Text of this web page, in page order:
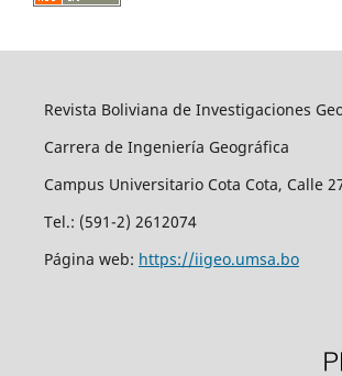
Revista Boliviana de Investigaciones
Carrera de Ingeniería Geográfica
Campus Universitario Cota Cota, Calle
Tel.: (591-2) 2612074
Página web: https://iigeo.umsa.bo